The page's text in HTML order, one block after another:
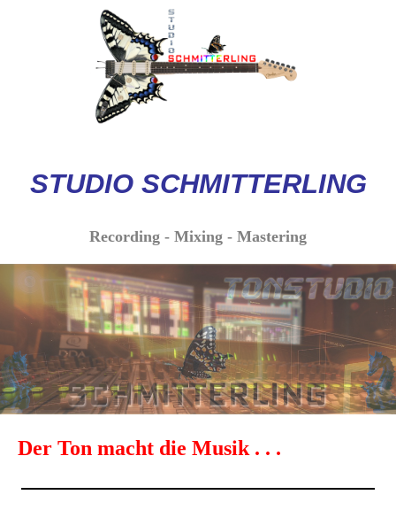
STUDIO SCHMITTERLING
Recording - Mixing - Mastering
Der Ton macht die Musik . . .